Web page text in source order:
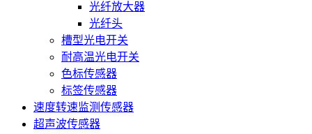
光纤放大器
光纤头
槽型光电开关
耐高温光电开关
色标传感器
标签传感器
速度转速监测传感器
超声波传感器